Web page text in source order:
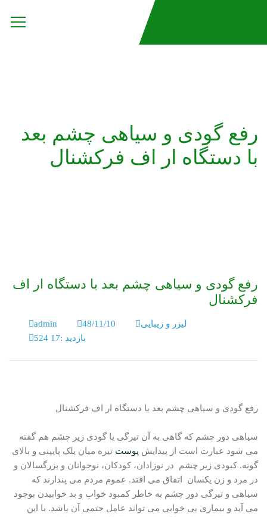
رفع گودی و سیاهی چشم بعد
با دستگاه ار اف فرکشنال
رفع گودی و سیاهی چشم بعد با دستگاه ار اف
فرکشنال
admin 48/11/10
لیزر و زیبایی
بازدید :17 524
رفع گودی و سیاهی چشم بعد با دستگاه ار اف فرکشنال
سیاهی دور چشم که گاهی به آن تیرگی یا گودی زیر چشم هم گفته
می شود عبارت است از پیدایش پوست تیره میان پلک پایینی و بالای
گونه. کبودی زیر چشم در نوزادان، کودکان، نوجوانان و بزرگسالان و
در مرد و زن یکسان اتفاق می افتد. عموم مردم می پندارند که
سیاهی و تیرگی دور چشم به خاطر کمبود خواب و بد خوابیدن بوجود
می آید و بیماری بی خوابی می تواند عامل حتمی آن باشد. با این